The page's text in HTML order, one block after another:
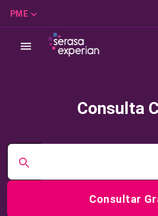
PME
Consulta
Consultar